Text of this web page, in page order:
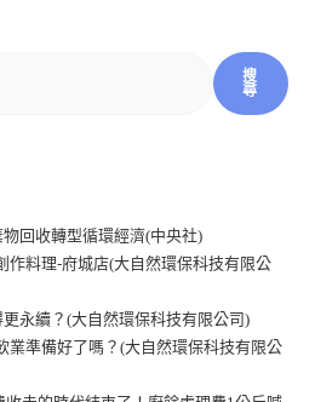
搜
尋
回收轉型循環經濟(中央社)
作料理-府城店(大自然環保科技有限公
永續？(大自然環保科技有限公司)
業準備好了嗎？(大自然環保科技有限公